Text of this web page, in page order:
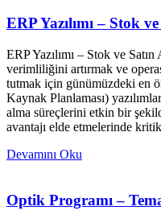
ERP Yazılımı – Stok
ERP Yazılımı – Stok ve
verimliliğini artırmak ve
tutmak için günümüzdeki en
Kaynak Planlaması)
alma süreçlerini etkin bir
avantajı elde etmelerinde
Devamını Oku
Optik Programı –